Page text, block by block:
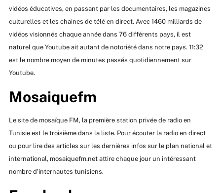
vidéos éducatives, en passant par les documentaires, les magazines
culturelles et les chaines de télé en direct. Avec 1460 milliards de
vidéos visionnés chaque année dans 76 différents pays, il est
naturel que Youtube ait autant de notoriété dans notre pays. 11:32
est le nombre moyen de minutes passés quotidiennement sur
Youtube.
Mosaiquefm
Le site de mosaïque FM, la première station privée de radio en
Tunisie est le troisième dans la liste. Pour écouter la radio en direct
ou pour lire des articles sur les dernières infos sur le plan national et
international, mosaiquefm.net attire chaque jour un intéressant
nombre d’internautes tunisiens.